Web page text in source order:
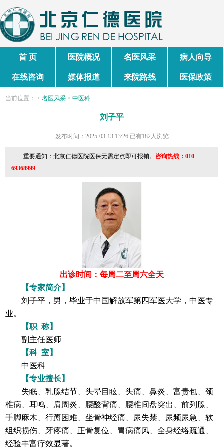
首 页 医院概况 名医风采 病人向导
在线咨询 媒体报道 来院路线 医保政策
当前位置 ： >名医风采 >中医科
刘子平
发布时间：2025-03-13 13:26 已有182人浏览
重要通知：北京仁德医院医保无需定点即可报销。 咨询热线：010-
69368999
出诊时间：每周二至周六全天
【专家简介】
刘子平，男，毕业于中国解放军第四军医大学，中医专
业。
【职 称】
副主任医师
【科 室】
中医科
【专业擅长】
失眠、乳腺结节、头晕目眩、头痛、鼻炎、富贵包、颈
椎病、耳鸣、肩周炎、腰酸背痛、腰椎间盘突出、前列腺、
手脚麻木、行蹲困难、坐骨神经痛、尿失禁、尿频尿急、软
组织损伤、牙疼痛、正骨复位、胃病痛风、全身经络疏通、
经验丰富疗效显著。